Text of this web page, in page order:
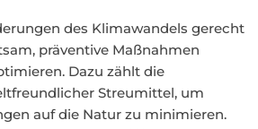
des Klimawandels gerecht
präventive Maßnahmen
Dazu zählt die
Streumittel, um
auf die Natur zu minimieren.